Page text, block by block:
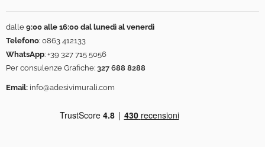
dalle 9:00 alle 16:00 dal lunedì al venerdì
Telefono: 0863 412133
WhatsApp: +39 327 715 5056
Per consulenze Grafiche: 327 688 8288
Email: info@adesivimurali.com